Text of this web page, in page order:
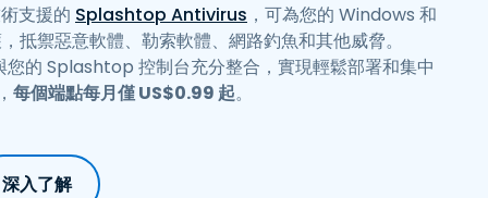
支援的 Splashtop Antivirus ，可為您的 Windows 和
抵禦惡意軟體、勒索軟體、網路釣魚和其他威脅。
的 Splashtop 控制台充分整合，實現輕鬆部署和集中
每個端點每月僅US$0.99起。
深入了解